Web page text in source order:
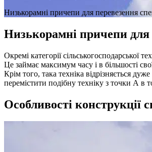
Низькорамні причепи для перевезення
Низькорамні причепи для
Окремі категорії сільськогосподарської
Це займає максимум часу і в більшості
Крім того, така техніка відрізняється
перемістити подібну техніку з точки А в
Особливості конструкції